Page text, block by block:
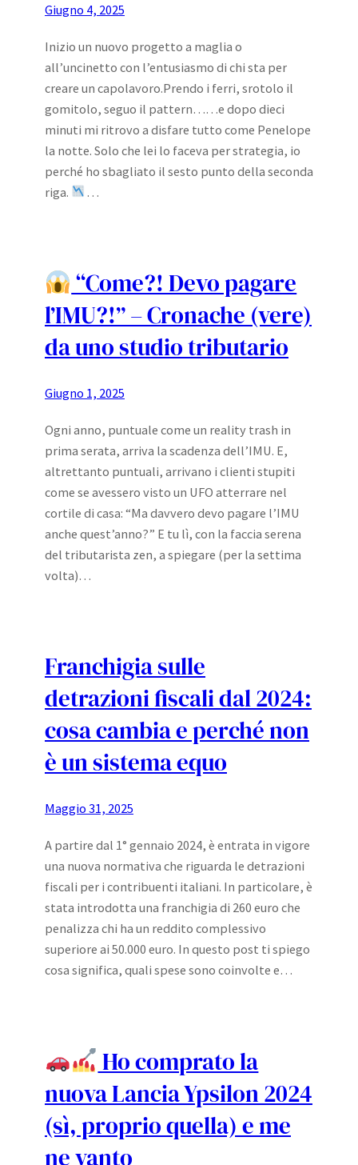
Giugno 4, 2025
Inizio un nuovo progetto a maglia o
all’uncinetto con l’entusiasmo di chi sta per
creare un capolavoro.Prendo i ferri, srotolo il
gomitolo, seguo il pattern……e dopo dieci
minuti mi ritrovo a disfare tutto come Penelope
la notte. Solo che lei lo faceva per strategia, io
perché ho sbagliato il sesto punto della seconda
riga.
…
“Come?! Devo pagare
l’IMU?!” – Cronache (vere)
da uno studio tributario
Giugno 1, 2025
Ogni anno, puntuale come un reality trash in
prima serata, arriva la scadenza dell’IMU. E,
altrettanto puntuali, arrivano i clienti stupiti
come se avessero visto un UFO atterrare nel
cortile di casa: “Ma davvero devo pagare l’IMU
anche quest’anno?” E tu lì, con la faccia serena
del tributarista zen, a spiegare (per la settima
volta)…
Franchigia sulle
detrazioni fiscali dal 2024:
cosa cambia e perché non
è un sistema equo
Maggio 31, 2025
A partire dal 1° gennaio 2024, è entrata in vigore
una nuova normativa che riguarda le detrazioni
fiscali per i contribuenti italiani. In particolare, è
stata introdotta una franchigia di 260 euro che
penalizza chi ha un reddito complessivo
superiore ai 50.000 euro. In questo post ti spiego
cosa significa, quali spese sono coinvolte e…
Ho comprato la
nuova Lancia Ypsilon 2024
(sì, proprio quella) e me
ne vanto